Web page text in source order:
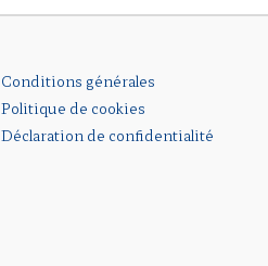
Conditions générales
Politique de cookies
Déclaration de confidentialité